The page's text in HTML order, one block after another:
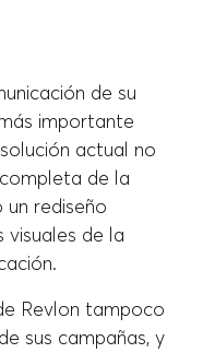
de su
importante
actual no
de la
rediseño
de la
Revlon tampoco
sus campañas, y